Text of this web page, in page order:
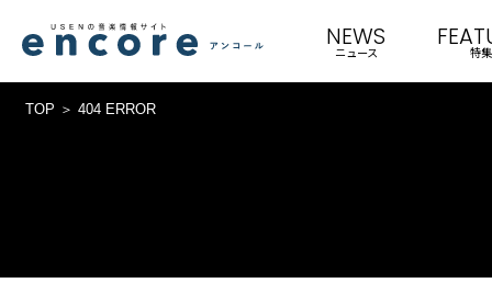
NEWS
ニュース 特集
TOP 404 ERROR